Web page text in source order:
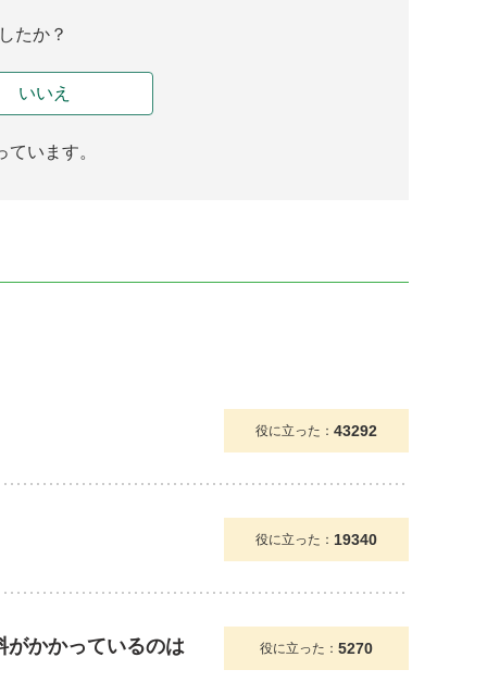
たか？
いいえ
います。
役に立った： 43292
役に立った： 19340
がかかっているのは 役に立った： 5270